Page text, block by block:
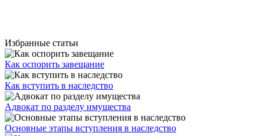
Избранные статьи
Как оспорить завещание
Как вступить в наследство
Адвокат по разделу имущества
Основные этапы вступления в наследство